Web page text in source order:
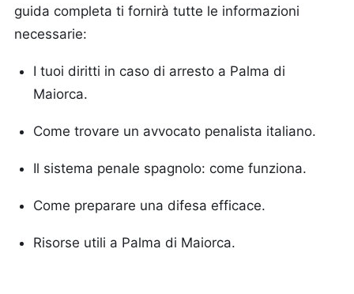
guida completa ti fornirà tutte le informazioni
necessarie:
I tuoi diritti in caso di arresto a Palma di
Maiorca.
Come trovare un avvocato penalista italiano.
Il sistema penale spagnolo: come funziona.
Come preparare una difesa efficace.
Risorse utili a Palma di Maiorca.